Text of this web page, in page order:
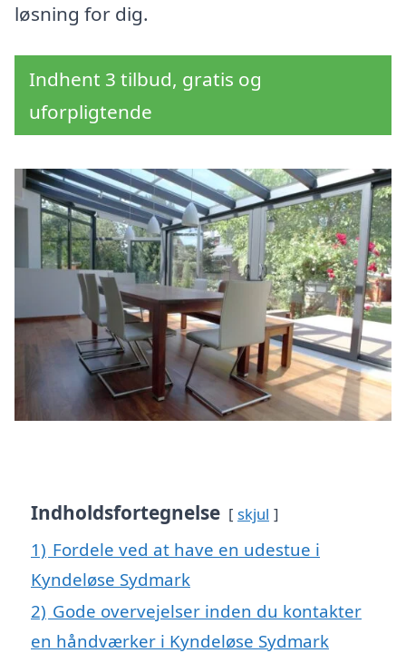
løsning for dig.
Indhent 3 tilbud, gratis og
uforpligtende
Indholdsfortegnelse skjul
1) Fordele ved at have en udestue i
Kyndeløse Sydmark
2) Gode overvejelser inden du kontakter
en håndværker i Kyndeløse Sydmark